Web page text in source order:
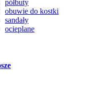
półbuty
obuwie do kostki
sandały
ocieplane